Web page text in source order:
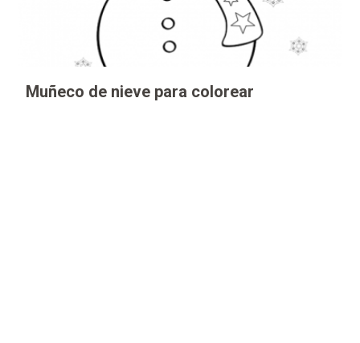
Muñeco de nieve para colorear